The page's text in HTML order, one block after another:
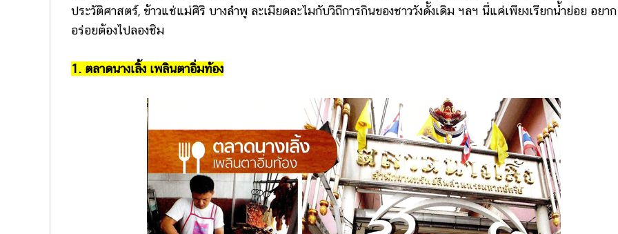
ประวัติศาสตร์, ข้าวแช่แม่ศิริ บางลำพู ละเมียดละไมกับวิถีการกินของชาววังดั้งเดิม ฯลฯ นี่แค่เพียงเรียกน้ำย่อย อยาก
อร่อยต้องไปลองชิม
1. ตลาดนางเลิ้ง เพลินตาอิ่มท้อง